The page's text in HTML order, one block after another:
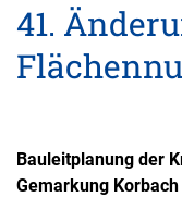
41.
Bauleitplanung der
Gemarkung Korbach